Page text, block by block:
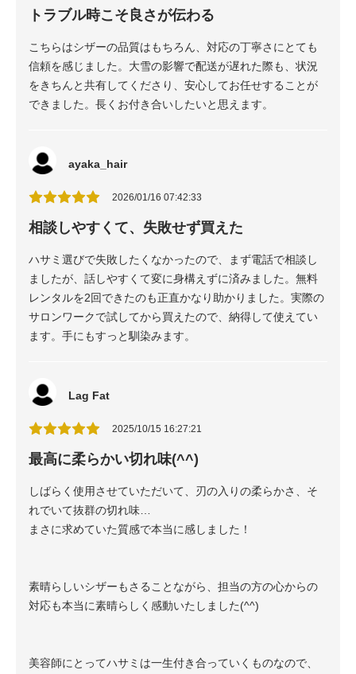
トラブル時こそ良さが伝わる
こちらはシザーの品質はもちろん、対応の丁寧さにとても
信頼を感じました。大雪の影響で配送が遅れた際も、状況
をきちんと共有してくださり、安心してお任せすることが
できました。長くお付き合いしたいと思えます。
ayaka_hair
2026/01/16 07:42:33
相談しやすくて、失敗せず買えた
ハサミ選びで失敗したくなかったので、まず電話で相談し
ましたが、話しやすくて変に身構えずに済みました。無料
レンタルを2回できたのも正直かなり助かりました。実際の
サロンワークで試してから買えたので、納得して使えてい
ます。手にもすっと馴染みます。
Lag Fat
2025/10/15 16:27:21
最高に柔らかい切れ味(^^)
しばらく使用させていただいて、刃の入りの柔らかさ、そ
れでいて抜群の切れ味…
まさに求めていた質感で本当に感しました！
素晴らしいシザーもさることながら、担当の方の心からの
対応も本当に素晴らしく感動いたしました(^^)
美容師にとってハサミは一生付き合っていくものなので、